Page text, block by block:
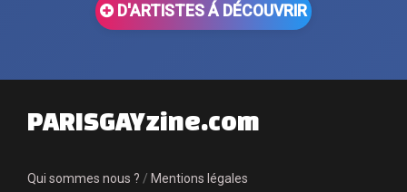
D'ARTISTES Á DÉCOUVRIR
PARISGAYzine.com
Qui sommes nous ? / Mentions légales